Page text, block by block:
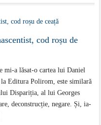
cod roșu de
mi-a lăsat-o cartea lui Daniel
Editura Polirom, este similară
Dispariția, al lui Georges
deconstrucție, negare. Și, ia-